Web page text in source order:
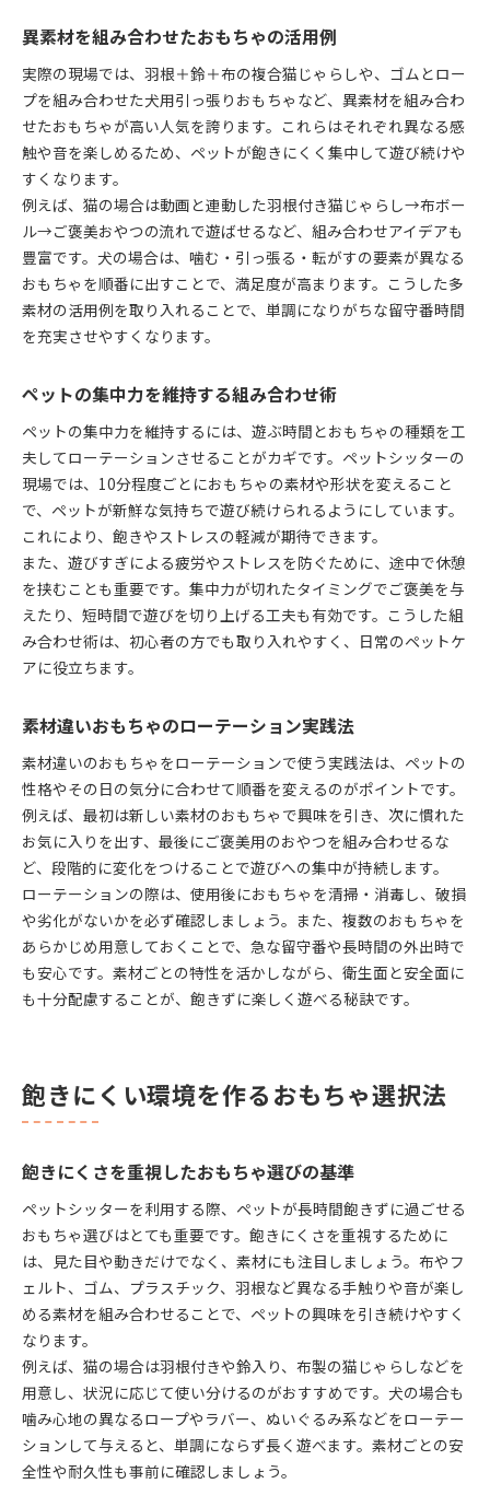
異素材を組み合わせたおもちゃの活用例
実際の現場では、羽根＋鈴＋布の複合猫じゃらしや、ゴムとロー
プを組み合わせた犬用引っ張りおもちゃなど、異素材を組み合わ
せたおもちゃが高い人気を誇ります。これらはそれぞれ異なる感
触や音を楽しめるため、ペットが飽きにくく集中して遊び続けや
すくなります。
例えば、猫の場合は動画と連動した羽根付き猫じゃらし→布ボー
ル→ご褒美おやつの流れで遊ばせるなど、組み合わせアイデアも
豊富です。犬の場合は、噛む・引っ張る・転がすの要素が異なる
おもちゃを順番に出すことで、満足度が高まります。こうした多
素材の活用例を取り入れることで、単調になりがちな留守番時間
を充実させやすくなります。
ペットの集中力を維持する組み合わせ術
ペットの集中力を維持するには、遊ぶ時間とおもちゃの種類を工
夫してローテーションさせることがカギです。ペットシッターの
現場では、10分程度ごとにおもちゃの素材や形状を変えること
で、ペットが新鮮な気持ちで遊び続けられるようにしています。
これにより、飽きやストレスの軽減が期待できます。
また、遊びすぎによる疲労やストレスを防ぐために、途中で休憩
を挟むことも重要です。集中力が切れたタイミングでご褒美を与
えたり、短時間で遊びを切り上げる工夫も有効です。こうした組
み合わせ術は、初心者の方でも取り入れやすく、日常のペットケ
アに役立ちます。
素材違いおもちゃのローテーション実践法
素材違いのおもちゃをローテーションで使う実践法は、ペットの
性格やその日の気分に合わせて順番を変えるのがポイントです。
例えば、最初は新しい素材のおもちゃで興味を引き、次に慣れた
お気に入りを出す、最後にご褒美用のおやつを組み合わせるな
ど、段階的に変化をつけることで遊びへの集中が持続します。
ローテーションの際は、使用後におもちゃを清掃・消毒し、破損
や劣化がないかを必ず確認しましょう。また、複数のおもちゃを
あらかじめ用意しておくことで、急な留守番や長時間の外出時で
も安心です。素材ごとの特性を活かしながら、衛生面と安全面に
も十分配慮することが、飽きずに楽しく遊べる秘訣です。
飽きにくい環境を作るおもちゃ選択法
飽きにくさを重視したおもちゃ選びの基準
ペットシッターを利用する際、ペットが長時間飽きずに過ごせる
おもちゃ選びはとても重要です。飽きにくさを重視するために
は、見た目や動きだけでなく、素材にも注目しましょう。布やフ
ェルト、ゴム、プラスチック、羽根など異なる手触りや音が楽し
める素材を組み合わせることで、ペットの興味を引き続けやすく
なります。
例えば、猫の場合は羽根付きや鈴入り、布製の猫じゃらしなどを
用意し、状況に応じて使い分けるのがおすすめです。犬の場合も
噛み心地の異なるロープやラバー、ぬいぐるみ系などをローテー
ションして与えると、単調にならず長く遊べます。素材ごとの安
全性や耐久性も事前に確認しましょう。